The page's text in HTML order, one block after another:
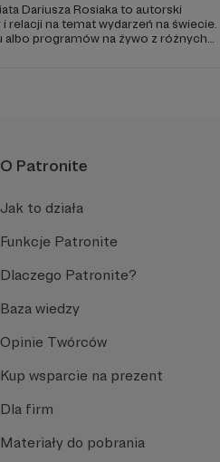
Dariusza Rosiaka to autorski
relacji na temat wydarzeń na świecie.
albo programów na żywo z różnych
O Patronite
Jak to działa
Funkcje Patronite
Dlaczego Patronite?
Baza wiedzy
Opinie Twórców
Kup wsparcie na prezent
Dla firm
Materiały do pobrania